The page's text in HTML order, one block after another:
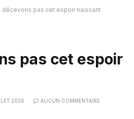
décevons pas cet espoir naissant
pas cet espoir
2026 AUCUN COMMENTAIRE